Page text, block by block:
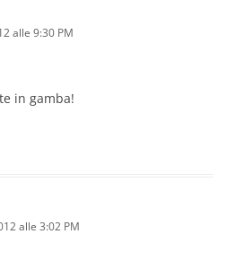
alle 9:30 PM
in gamba!
alle 3:02 PM